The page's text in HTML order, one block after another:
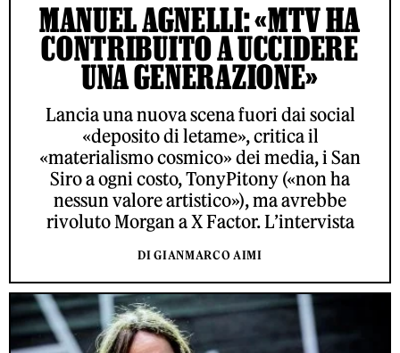
MANUEL AGNELLI: «MTV HA
CONTRIBUITO A UCCIDERE
UNA GENERAZIONE»
Lancia una nuova scena fuori dai social
«deposito di letame», critica il
«materialismo cosmico» dei media, i San
Siro a ogni costo, TonyPitony («non ha
nessun valore artistico»), ma avrebbe
rivoluto Morgan a X Factor. L’intervista
DI GIANMARCO AIMI